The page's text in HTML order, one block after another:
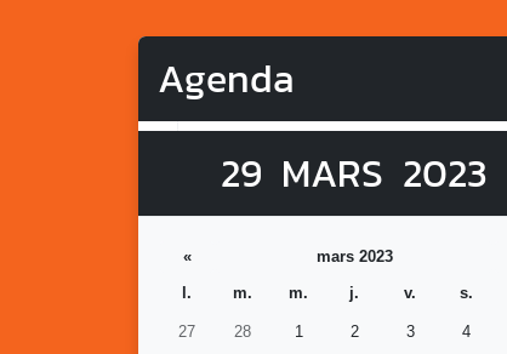
Agenda
29 MARS 2023
« mars 2023
l.
m. m. j. v. s.
27 28 1 2 3 4